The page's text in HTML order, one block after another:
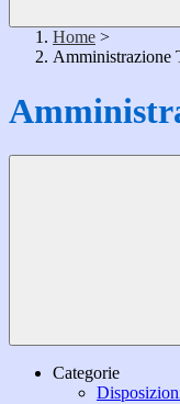
Home >
Amministrazione
Categorie